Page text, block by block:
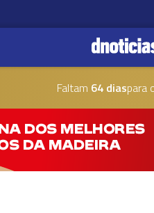
Faltam 64 diaspara